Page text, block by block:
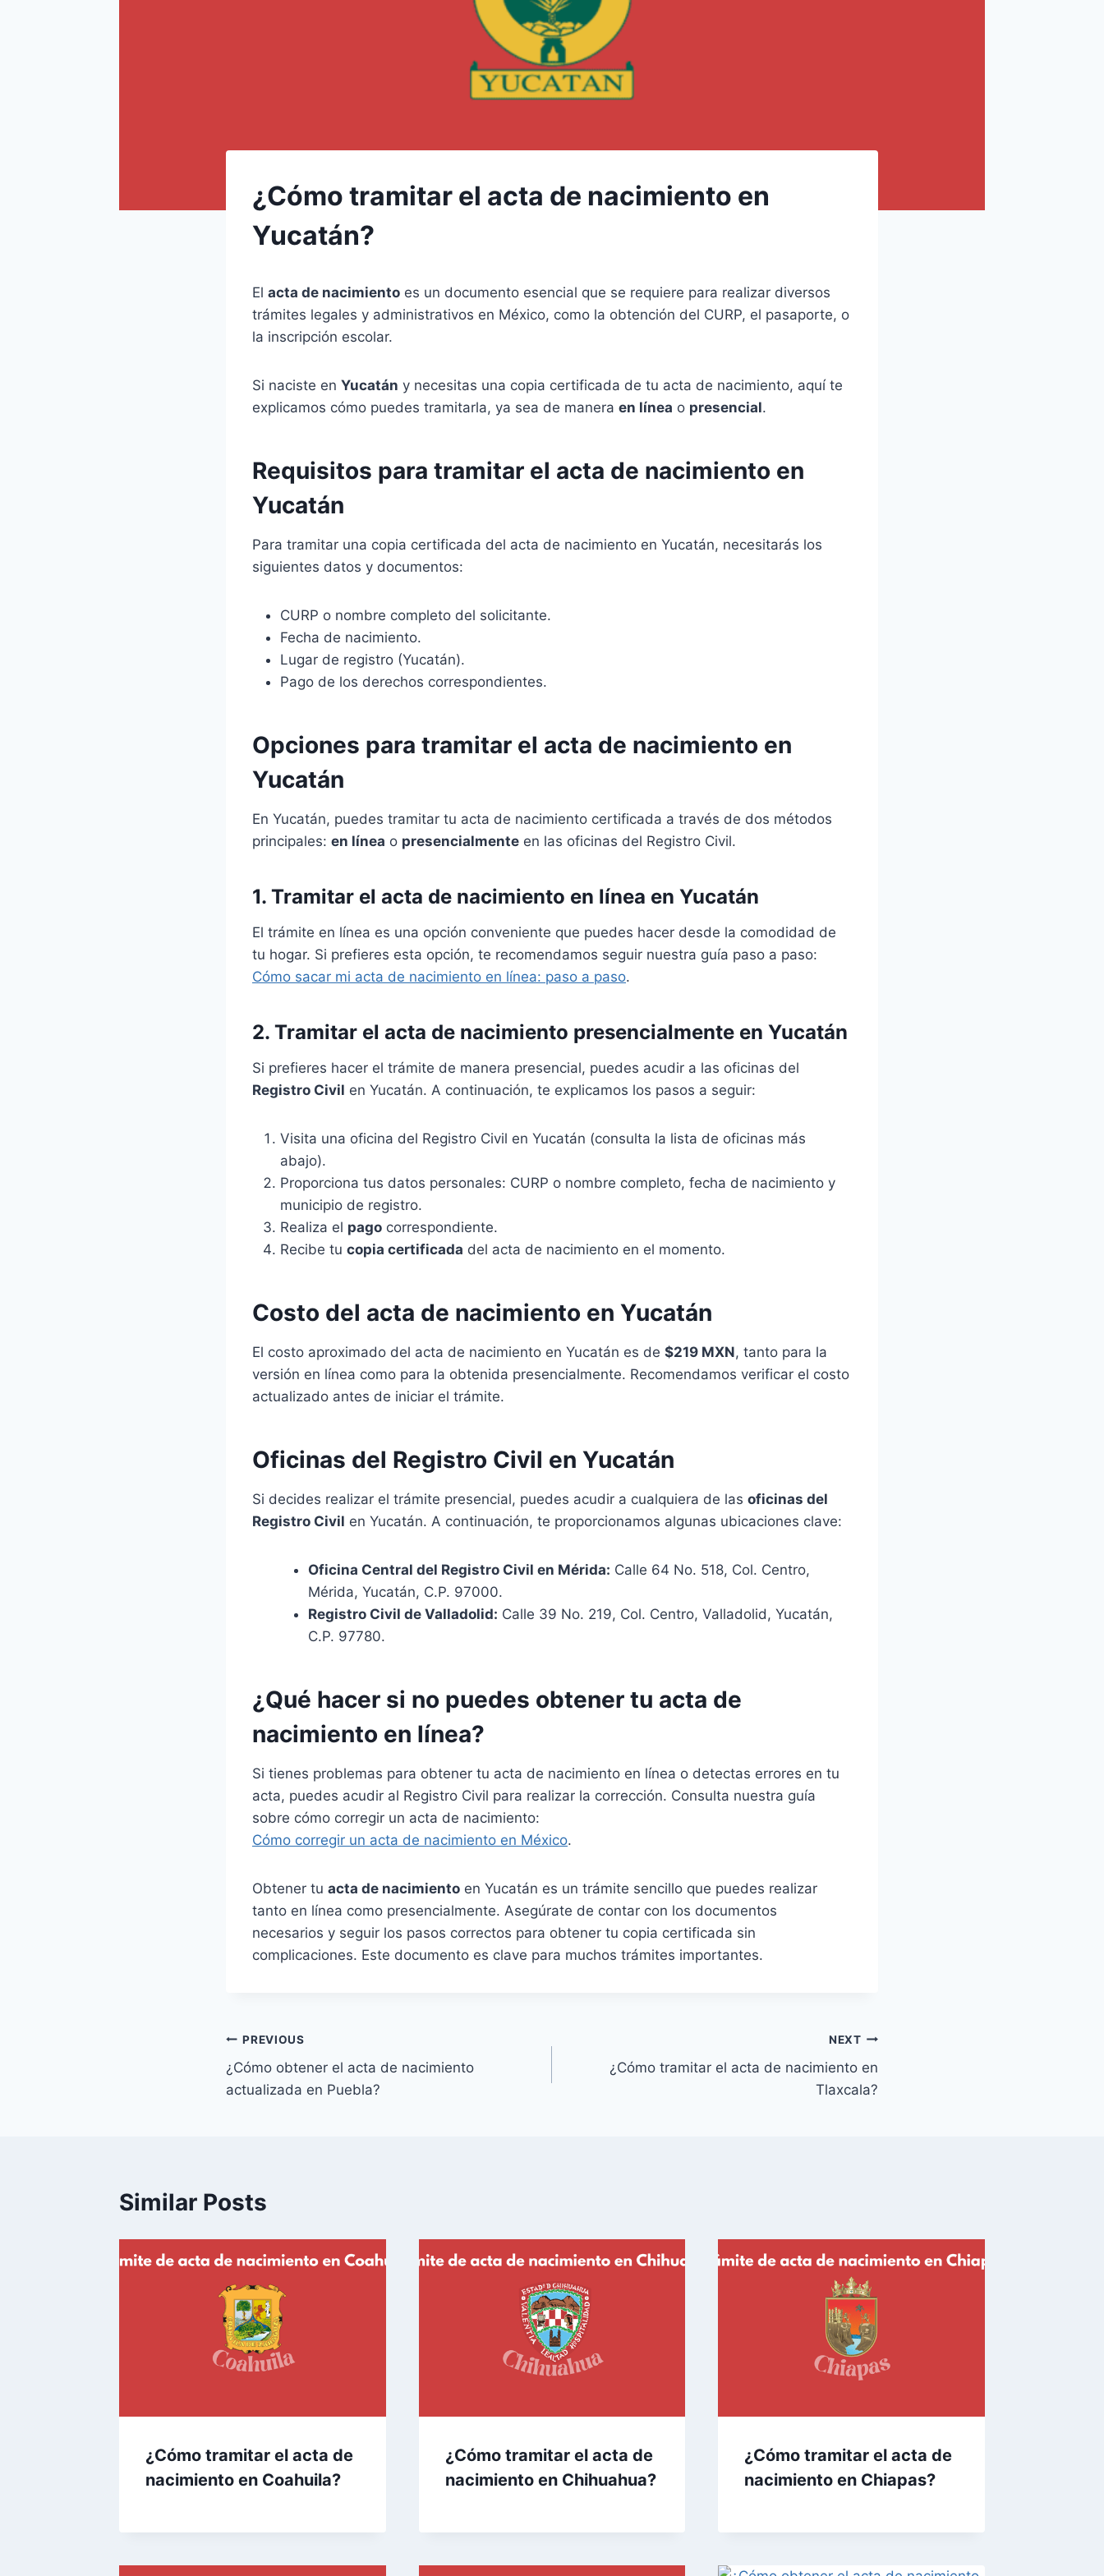
¿Cómo tramitar el acta de nacimiento en
Yucatán?
El acta de nacimiento es un documento esencial que se requiere para realizar diversos
trámites legales y administrativos en México, como la obtención del CURP, el pasaporte, o
la inscripción escolar.
Si naciste en Yucatán y necesitas una copia certificada de tu acta de nacimiento, aquí te
explicamos cómo puedes tramitarla, ya sea de manera en línea o presencial.
Requisitos para tramitar el acta de nacimiento en
Yucatán
Para tramitar una copia certificada del acta de nacimiento en Yucatán, necesitarás los
siguientes datos y documentos:
CURP o nombre completo del solicitante.
Fecha de nacimiento.
Lugar de registro (Yucatán).
Pago de los derechos correspondientes.
Opciones para tramitar el acta de nacimiento en
Yucatán
En Yucatán, puedes tramitar tu acta de nacimiento certificada a través de dos métodos
principales: en línea o presencialmente en las oficinas del Registro Civil.
1. Tramitar el acta de nacimiento en línea en Yucatán
El trámite en línea es una opción conveniente que puedes hacer desde la comodidad de
tu hogar. Si prefieres esta opción, te recomendamos seguir nuestra guía paso a paso:
Cómo sacar mi acta de nacimiento en línea: paso a paso.
2. Tramitar el acta de nacimiento presencialmente en Yucatán
Si prefieres hacer el trámite de manera presencial, puedes acudir a las oficinas del
Registro Civil en Yucatán. A continuación, te explicamos los pasos a seguir:
Visita una oficina del Registro Civil en Yucatán (consulta la lista de oficinas más
abajo).
Proporciona tus datos personales: CURP o nombre completo, fecha de nacimiento y
municipio de registro.
Realiza el pago correspondiente.
Recibe tu copia certificada del acta de nacimiento en el momento.
Costo del acta de nacimiento en Yucatán
El costo aproximado del acta de nacimiento en Yucatán es de $219 MXN, tanto para la
versión en línea como para la obtenida presencialmente. Recomendamos verificar el costo
actualizado antes de iniciar el trámite.
Oficinas del Registro Civil en Yucatán
Si decides realizar el trámite presencial, puedes acudir a cualquiera de las oficinas del
Registro Civil en Yucatán. A continuación, te proporcionamos algunas ubicaciones clave:
Oficina Central del Registro Civil en Mérida: Calle 64 No. 518, Col. Centro,
Mérida, Yucatán, C.P. 97000.
Registro Civil de Valladolid: Calle 39 No. 219, Col. Centro, Valladolid, Yucatán,
C.P. 97780.
¿Qué hacer si no puedes obtener tu acta de
nacimiento en línea?
Si tienes problemas para obtener tu acta de nacimiento en línea o detectas errores en tu
acta, puedes acudir al Registro Civil para realizar la corrección. Consulta nuestra guía
sobre cómo corregir un acta de nacimiento:
Cómo corregir un acta de nacimiento en México.
Obtener tu acta de nacimiento en Yucatán es un trámite sencillo que puedes realizar
tanto en línea como presencialmente. Asegúrate de contar con los documentos
necesarios y seguir los pasos correctos para obtener tu copia certificada sin
complicaciones. Este documento es clave para muchos trámites importantes.
Navegación
de
PREVIOUS
¿Cómo obtener el acta de nacimiento
actualizada en Puebla?
NEXT
¿Cómo tramitar el acta de nacimiento en
Tlaxcala?
Similar Posts
¿Cómo tramitar el acta de
nacimiento en Coahuila?
¿Cómo tramitar el acta de
nacimiento en Chihuahua?
¿Cómo tramitar el acta de
nacimiento en Chiapas?